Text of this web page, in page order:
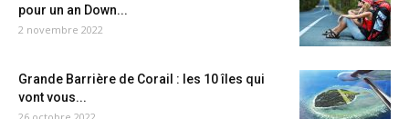
pour un an Down...
2 novembre 2022
Grande Barrière de Corail : les 10 îles qui
vont vous...